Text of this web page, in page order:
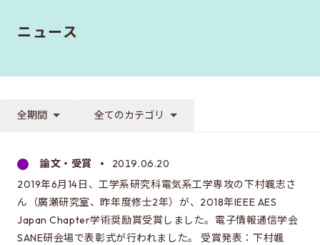
EEISとは
入試について
修士特別口述試験
入試説明会
ニュース
全期間 全てのカテゴリ
論文・受賞
2019.06.20
2019年6月14日、工学系研究科電気系工学専攻の下村颯志さ
ん（廣瀬研究室、昨年度修士2年）が、2018年IEEE AES
Japan Chapter学術奨励賞受賞しました。電子情報通信学会
SANE研会場で表彰式が行われました。 受賞発表：下村颯